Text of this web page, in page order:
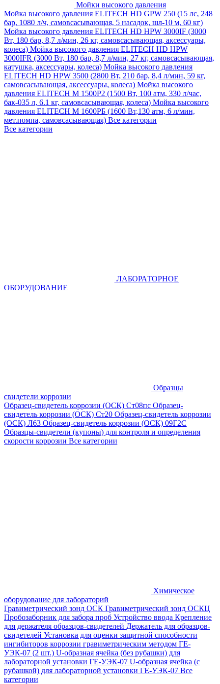
Мойки высокого давления
Мойка высокого давления ELITECH HD GPW 250 (15 лс, 248
бар, 1080 л/ч, самовсасывающая, 5 насадок, шл-10 м, 60 кг)
Мойка высокого давления ELITECH HD HPW 3000IF (3000
Вт, 180 бар, 8,7 л/мин, 26 кг, самовсасывающая, аксессуары,
колеса) Мойка высокого давления ELITECH HD HPW
3000IFR (3000 Вт, 180 бар, 8,7 л/мин, 27 кг, самовсасывающая,
катушка, аксессуары, колеса) Мойка высокого давления
ELITECH HD HPW 3500 (2800 Вт, 210 бар, 8,4 л/мин, 59 кг,
самовсасывающая, аксессуары, колеса) Мойка высокого
давления ELITECH M 1500P2 (1500 Вт, 100 атм, 330 л/час,
бак-035 л, 6.1 кг, самовсасывающая, колеса) Мойка высокого
давления ELITECH М 1600РБ (1600 Вт,130 атм, 6 л/мин,
мет.помпа, самовсасывающая) Все категории
Все категории
ЛАБОРАТОРНОЕ
ОБОРУДОВАНИЕ
Образцы
свидетели коррозии
Образец-свидетель коррозии (ОСК) Ст08пс Образец-
свидетель коррозии (ОСК) Ст20 Образец-свидетель коррозии
(ОСК) Л63 Образец-свидетель коррозии (ОСК) 09Г2С
Образцы-свидетели (купоны) для контроля и определения
скорости коррозии Все категории
Химическое
оборудование для лабораторий
Гравиметрический зонд ОСК Гравиметрический зонд ОСКЦ
Пробозаборник для забора проб Устройство ввода Крепление
для держателя образцов-свидетелей Держатель для образцов-
свидетелей Установка для оценки защитной способности
ингибиторов коррозии гравиметрическим методом ГЕ-
УЭК-07 (2 шт.) U-образная ячейка (без рубашки) для
лабораторной установки ГЕ-УЭК-07 U-образная ячейка (с
рубашкой) для лабораторной установки ГЕ-УЭК-07 Все
категории